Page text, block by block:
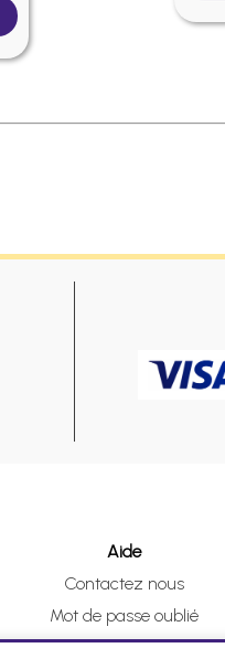
Aide
Contactez nous
Mot de passe oublié